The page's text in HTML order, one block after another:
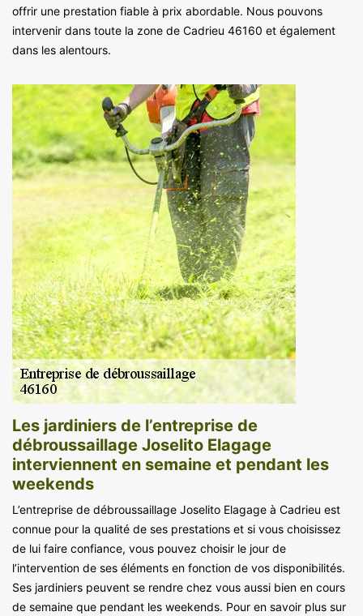
offrir une prestation fiable à prix abordable. Nous pouvons
intervenir dans toute la zone de Cadrieu 46160 et également
dans les alentours.
Les jardiniers de l’entreprise de
débroussaillage Joselito Elagage
interviennent en semaine et pendant les
weekends
L’entreprise de débroussaillage Joselito Elagage à Cadrieu est
connue pour la qualité de ses prestations et si vous choisissez
de lui faire confiance, vous pouvez choisir le jour de
l’intervention de ses éléments en fonction de vos disponibilités.
Ses jardiniers peuvent se rendre chez vous aussi bien en cours
de semaine que pendant les weekends. Pour en savoir plus sur